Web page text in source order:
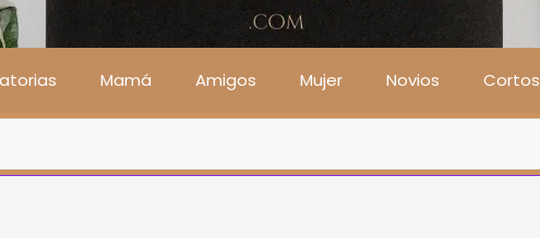
Mamá Amigos Mujer Novios Cortos